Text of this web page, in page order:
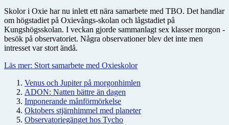
Skolor i Oxie har nu inlett ett nära samarbete med TBO. Det handlar
om högstadiet på Oxievångs-skolan och lågstadiet på
Kungshögsskolan. I veckan gjorde sammanlagt sex klasser morgon -
besök på observatoriet. Några observationer blev det inte men
intresset var stort ändå.
Läs mer: Stort samarbete med Oxieskolor
Venus och Jupiter på morgonhimlen
ADON: Natten bättre än dagen
Imponerande månförmörkelse
Oktobers stjärnhimmel med planeter
Observatoriegänget hos Tycho